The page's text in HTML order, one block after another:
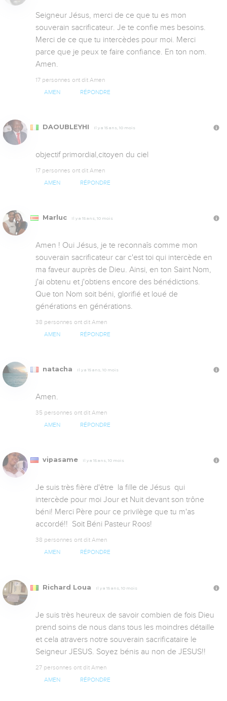
Seigneur Jésus, merci de ce que tu es mon
souverain sacrificateur. Je te confie mes besoins.
Merci de ce que tu intercèdes pour moi. Merci
parce que je peux te faire confiance. En ton nom.
Amen.
17 personnes ont dit Amen
AMEN RÉPONDRE
DAOUBLEYHI Il y a 15 ans, 10 mois
objectif primordial,citoyen du ciel
17 personnes ont dit Amen
AMEN RÉPONDRE
Marluc Il y a 15 ans, 10 mois
Amen ! Oui Jésus, je te reconnaîs comme mon
souverain sacrificateur car c'est toi qui intercède en
ma faveur auprès de Dieu. Ainsi, en ton Saint Nom,
j'ai obtenu et j'obtiens encore des bénédictions.
Que ton Nom soit béni, glorifié et loué de
générations en générations.
38 personnes ont dit Amen
AMEN RÉPONDRE
natacha Il y a 15 ans, 10 mois
Amen.
35 personnes ont dit Amen
AMEN RÉPONDRE
vipasame Il y a 15 ans, 10 mois
Je suis très fière d'être  la fille de Jésus  qui
intercède pour moi Jour et Nuit devant son trône
béni! Merci Père pour ce privilège que tu m'as
accordé!!  Soit Béni Pasteur Roos!
38 personnes ont dit Amen
AMEN RÉPONDRE
Richard Loua Il y a 15 ans, 10 mois
Je suis très heureux de savoir combien de fois Dieu
prend soins de nous dans tous les moindres détaille
et cela atravers notre souverain sacrificataire le
Seigneur JESUS. Soyez bénis au non de JESUS!!
27 personnes ont dit Amen
AMEN RÉPONDRE